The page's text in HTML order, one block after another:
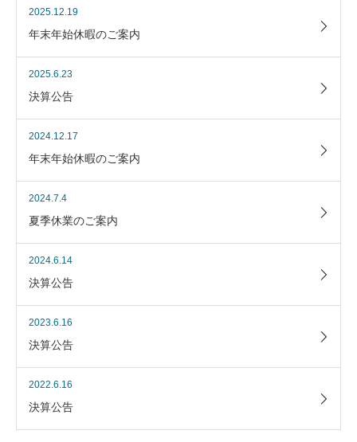
2025.12.19
年末年始休暇のご案内
2025.6.23
決算公告
2024.12.17
年末年始休暇のご案内
2024.7.4
夏季休業のご案内
2024.6.14
決算公告
2023.6.16
決算公告
2022.6.16
決算公告